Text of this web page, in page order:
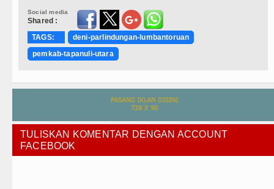
Social media
Shared :
TAGS:
deni-parlindungan-lumbantoruan
pemkab-tapanuli-utara
TULISKAN KOMENTAR DENGAN ACCOUNT
FACEBOOK